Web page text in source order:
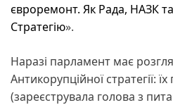
євроремонт. Як Рада, НАЗК
Стратегію».
Наразі парламент має
Антикорупційної стратегії:
(зареєструвала голова з